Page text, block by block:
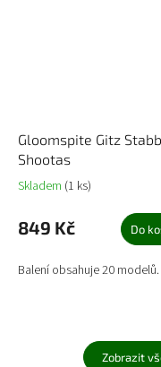
Gloomspite Gitz
Shootas
Skladem (1 ks)
849 Kč Do
Balení obsahuje 20 modelů.
Zobrazit